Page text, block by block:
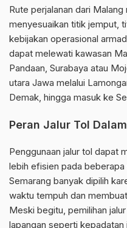
Rute perjalanan dari
menyesuaikan titik jemput,
kebijakan operasional
dapat melewati kawasan
Pandaan, Surabaya atau
utara Jawa melalui
Demak, hingga masuk ke
Peran Jalur Tol
Penggunaan jalur tol dapat
lebih efisien pada
Semarang banyak dipilih
waktu tempuh dan
Meski begitu, pemilihan
lapangan seperti kepadatan